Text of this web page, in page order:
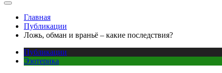
Главная
Публикации
Ложь, обман и враньё – какие последствия?
Публикации
Эзотерика